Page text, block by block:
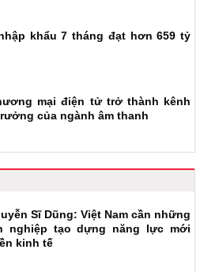
khẩu 7 tháng đạt hơn 659 tỷ
mại điện tử trở thành kênh
của ngành âm thanh
Sĩ Dũng: Việt Nam cần những
nghiệp tạo dựng năng lực mới
kinh tế